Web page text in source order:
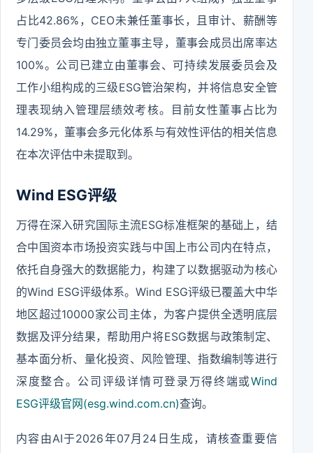
占比42.86%，CEO未兼任董事长，且审计、薪酬等
专门委员会均由独立董事主导，董事会成员出席率达
100%。公司已建立由董事会、可持续发展委员会及
工作小组构成的三级ESG管治架构，并将信息安全管
理表现纳入管理层绩效考核。目前女性董事占比为
14.29%，董事会多元化体系与有效性评估的相关信息
在本次评估中未提取到。
Wind ESG评级
万得在深入研究国际主流ESG标准框架的基础上，结
合中国资本市场投资实践与中国上市公司内在特点，
依托自身强大的数据能力，构建了以数据驱动为核心
的Wind ESG评级体系。Wind ESG评级已覆盖大中华
地区超过10000家公司主体，为客户提供全透明底层
数据及评分结果，帮助用户将ESG数据与政策制定、
基本面分析、量化投资、风险管理、指数编制等进行
深度整合。公司评级详情可登录万得终端或Wind
ESG评级官网(esg.wind.com.cn)查询。
内容由AI于2026年07月24日生成，请核查重要信